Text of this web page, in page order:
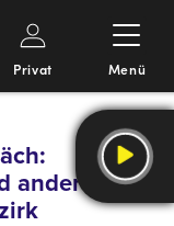
Privat Menü
andere